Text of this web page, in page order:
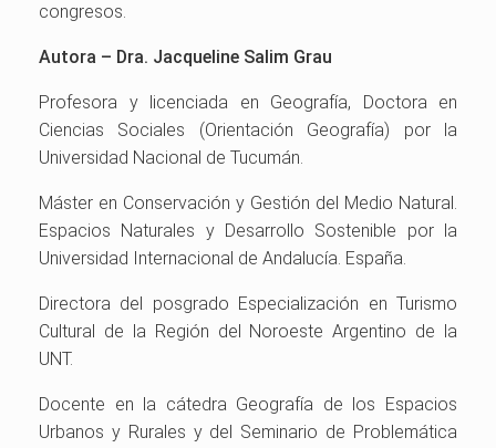
congresos.
Autora – Dra. Jacqueline Salim Grau
Profesora y licenciada en Geografía, Doctora en
Ciencias Sociales (Orientación Geografía) por la
Universidad Nacional de Tucumán.
Máster en Conservación y Gestión del Medio Natural.
Espacios Naturales y Desarrollo Sostenible por la
Universidad Internacional de Andalucía. España.
Directora del posgrado Especialización en Turismo
Cultural de la Región del Noroeste Argentino de la
UNT.
Docente en la cátedra Geografía de los Espacios
Urbanos y Rurales y del Seminario de Problemática